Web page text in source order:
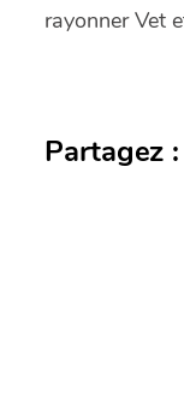
rayonner Vet
Partagez :